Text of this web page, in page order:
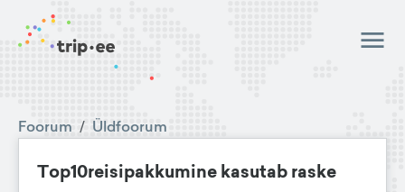
Foorum / Üldfoorum
Top10reisipakkumine kasutab raske